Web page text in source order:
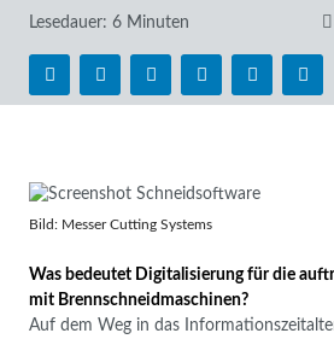
Lesedauer: 6 Minuten
Bild: Messer Cutting Systems
Was bedeutet Digitalisierung für die
mit Brennschneidmaschinen?
Auf dem Weg in das